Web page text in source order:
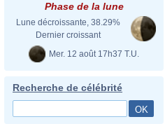
Phase de la lune
Lune décroissante, 38.29%
Dernier croissant
Mer. 12 août 17h37 T.U.
Recherche de célébrité